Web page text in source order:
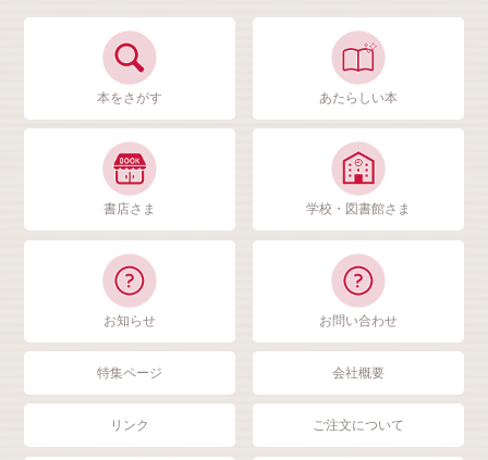
本をさがす あたらしい本
書店さま 学校・図書館さま
お知らせ お問い合わせ
特集ページ 会社概要
リンク ご注文について